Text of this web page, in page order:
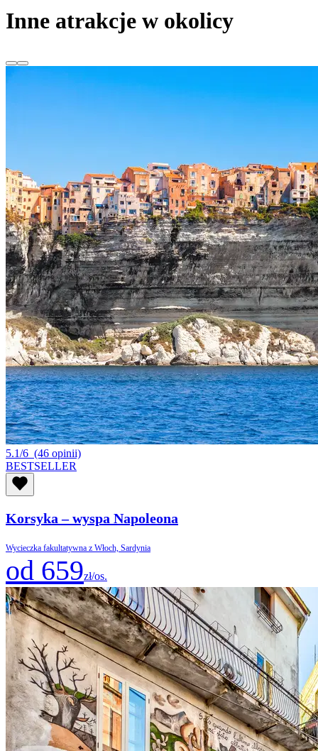
Inne atrakcje w okolicy
5.1/6 (46 opinii)
BESTSELLER
Korsyka – wyspa Napoleona
Wycieczka fakultatywna z Włoch, Sardynia
od 659zł/os.